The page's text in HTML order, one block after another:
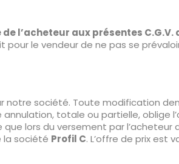
l’acheteur aux présentes
pour le vendeur de ne pas se
société. Toute modification
totale ou partielle, oblige
lors du versement par l’acheteur
la société Profil C. L’offre de prix est